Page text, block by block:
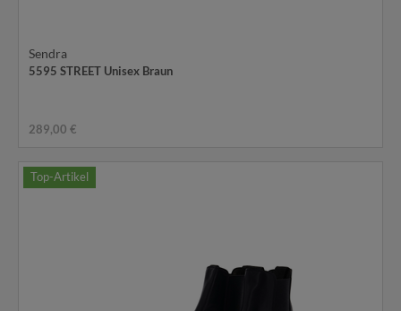
Sendra
5595 STREET Unisex Braun
289,00 €
Top-Artikel